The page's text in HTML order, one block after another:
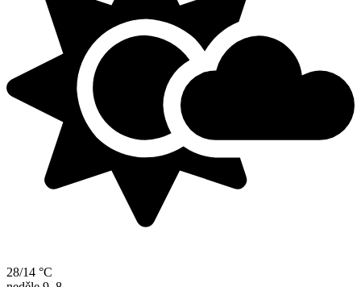
28/14 °C